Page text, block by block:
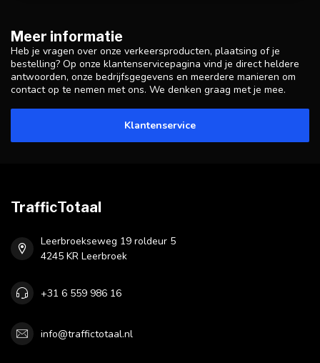
Meer informatie
Heb je vragen over onze verkeersproducten, plaatsing of je
bestelling? Op onze klantenservicepagina vind je direct heldere
antwoorden, onze bedrijfsgegevens en meerdere manieren om
contact op te nemen met ons. We denken graag met je mee.
Klantenservice
TrafficTotaal
Leerbroekseweg 19 roldeur 5
4245 KR Leerbroek
+31 6 559 986 16
info@traffictotaal.nl